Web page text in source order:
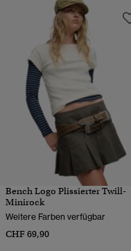
Bench Logo Plissierter Twill-
Minirock
Weitere Farben verfügbar
CHF 69,90